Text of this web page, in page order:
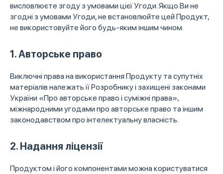
висловлюєте згоду з умовами цієї Угоди. Якщо Ви не
згодні з умовами Угоди, не встановлюйте цей Продукт,
не використовуйте його будь-яким іншим чином.
1. Авторське право
Виключні права на використання Продукту та супутніх
матеріалів належать її Розробнику і захищені законами
України «Про авторське право і суміжні права»,
міжнародними угодами про авторське право та іншим
законодавством про інтелектуальну власність.
2. Надання ліцензії
Продуктом і його компонентами можна користуватися